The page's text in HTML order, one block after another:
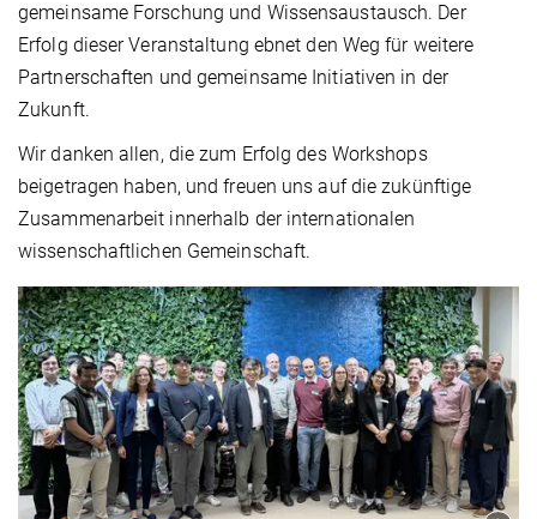
gemeinsame Forschung und Wissensaustausch. Der
Erfolg dieser Veranstaltung ebnet den Weg für weitere
Partnerschaften und gemeinsame Initiativen in der
Zukunft.
Wir danken allen, die zum Erfolg des Workshops
beigetragen haben, und freuen uns auf die zukünftige
Zusammenarbeit innerhalb der internationalen
wissenschaftlichen Gemeinschaft.